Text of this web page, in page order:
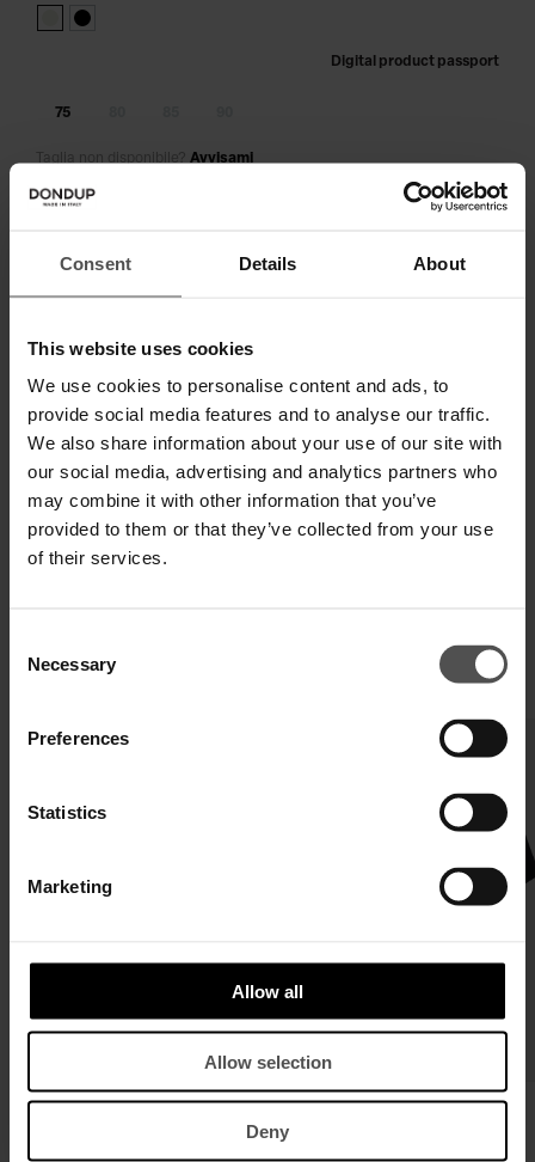
Consent Details About
This website uses cookies
We use cookies to personalise content and ads, to
provide social media features and to analyse our traffic.
We also share information about your use of our site with
our social media, advertising and analytics partners who
may combine it with other information that you’ve
provided to them or that they’ve collected from your use
of their services.
Selection
Necessary
Preferences
Statistics
Marketing
Allow all
Allow selection
Deny
Digital product passport
75
Taglia non disponibile?Avvisami
SPECIFICHE TECNICHE
DIGITAL PRODUCT PASSPORT
TI POTREBBERO INTERESSARE ANCHE
Pantaloni Amely wide leg in bull fisso
Abito corto in crêpe